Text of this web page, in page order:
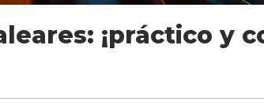
¡práctico y